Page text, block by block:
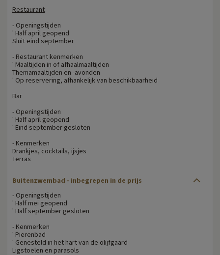
Restaurant
- Openingstijden
' Half april geopend
Sluit eind september
- Restaurant kenmerken
' Maaltijden in of afhaalmaaltijden
Themamaaltijden en -avonden
' Op reservering, afhankelijk van beschikbaarheid
Bar
- Openingstijden
' Half april geopend
' Eind september gesloten
- Kenmerken
Drankjes, cocktails, ijsjes
Terras
Buitenzwembad - inbegrepen in de prijs
- Openingstijden
' Half mei geopend
' Half september gesloten
- Kenmerken
' Pierenbad
' Genesteld in het hart van de olijfgaard
Ligstoelen en parasols